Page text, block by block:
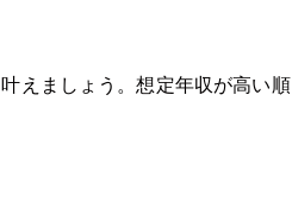
えましょう。想定年収が高い順